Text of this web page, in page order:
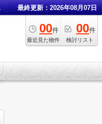
最終更新：2026年08月07日
00件
最近見た物件
00件
検討リスト